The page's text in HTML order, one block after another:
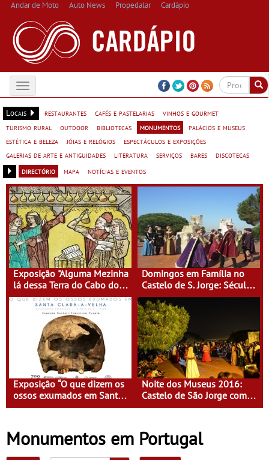
Andar de Moto Auto News Propedalar Cardápio
Toggle
navigation
Locais
restaurantes cafés e pastelarias
vinhos e gourmet
turismo rural
outdoor bibliotecas monumentos
palácios e museus
estética e beleza
jóias e relógios
espectáculos e exposições
galerias de arte e antiguidades
literatura serviços bares
discotecas
directório
mapa notícias e eventos
Exposição "Alguma Mezinha
lá dessa Terra do Cabo do
Mundo"
Domingos em Família no
Castelo de S. Jorge: Século
XVI - Tempo de Mulheres -
Mulheres do Seu tempo
Exposição “O que dizem os
ossos exumados em Santa
Clara-a-Velha”
Noite dos Museus 2016:
Castelo de São Jorge com
entrada gratuita
Monumentos em Portugal